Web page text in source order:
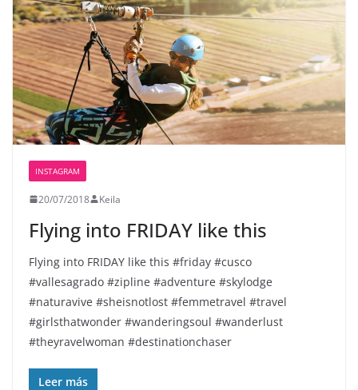
INSTAGRAM
20/07/2018 Keila
Flying into FRIDAY like this️
Flying into FRIDAY like this️ #friday #cusco
#vallesagrado #zipline #adventure #skylodge
#naturavive #sheisnotlost #femmetravel #travel
#girlsthatwonder #wanderingsoul #wanderlust
#theyravelwoman #destinationchaser
Leer más